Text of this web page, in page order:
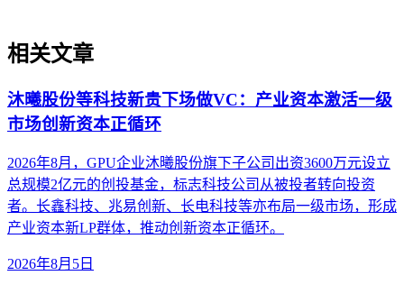
相关文章
沐曦股份等科技新贵下场做VC：产业资本激活一级
市场创新资本正循环
2026年8月，GPU企业沐曦股份旗下子公司出资3600万元设立
总规模2亿元的创投基金，标志科技公司从被投者转向投资
者。长鑫科技、兆易创新、长电科技等亦布局一级市场，形成
产业资本新LP群体，推动创新资本正循环。
2026年8月5日